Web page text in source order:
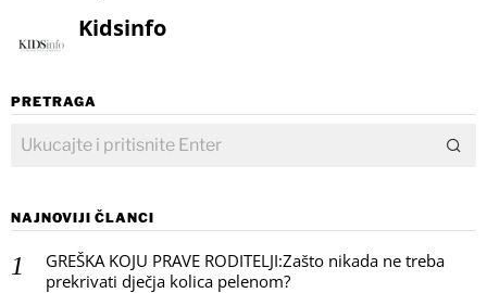
Kidsinfo
PRETRAGA
NAJNOVIJI ČLANCI
GREŠKA KOJU PRAVE RODITELJI:Zašto nikada ne treba
prekrivati dječja kolica pelenom?